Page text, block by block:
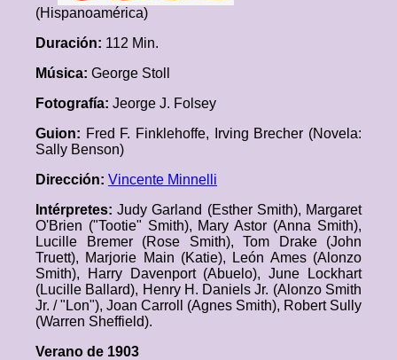
(Hispanoamérica)
Duración: 112 Min.
Música: George Stoll
Fotografía: Jeorge J. Folsey
Guion: Fred F. Finklehoffe, Irving Brecher (Novela:
Sally Benson)
Dirección: Vincente Minnelli
Intérpretes:Judy Garland (Esther Smith), Margaret
O'Brien ("Tootie" Smith), Mary Astor (Anna Smith),
Lucille Bremer (Rose Smith), Tom Drake (John
Truett), Marjorie Main (Katie), León Ames (Alonzo
Smith), Harry Davenport (Abuelo), June Lockhart
(Lucille Ballard), Henry H. Daniels Jr. (Alonzo Smith
Jr. / "Lon"), Joan Carroll (Agnes Smith), Robert Sully
(Warren Sheffield).
Verano de 1903